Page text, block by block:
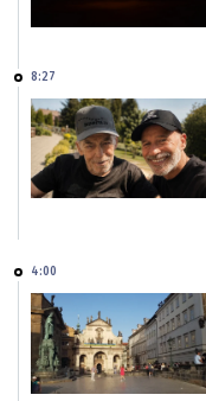
8:27
4:00